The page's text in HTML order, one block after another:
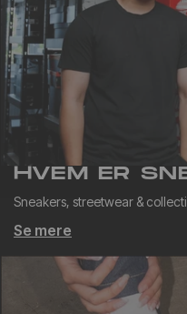
HVEM ER
Sneakers, streetwear &
Se mere